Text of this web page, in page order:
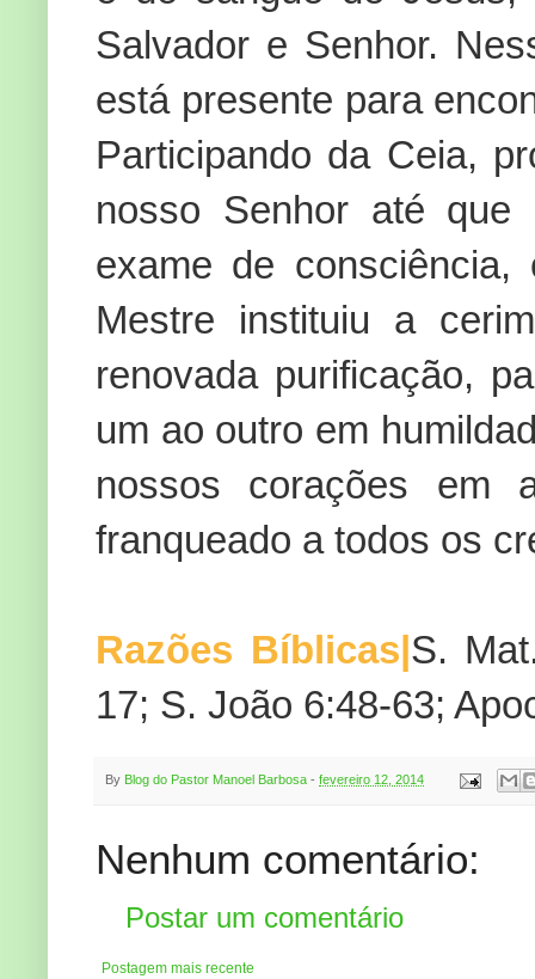
Salvador e Senhor.
está presente para
Participando da Ceia,
nosso Senhor até
exame de
Mestre instituiu a
renovada purificação,
um ao outro em
nossos corações em
franqueado a todos os
Razões Bíblicas|S.
17; S. João 6:48-63;
By Blog do Pastor Manoel Barbosa - fevereiro 12, 2014
Nenhum comentário:
Postar um comentário
Postagem mais recente